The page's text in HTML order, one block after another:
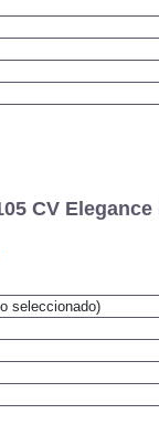
CV Elegance
seleccionado)